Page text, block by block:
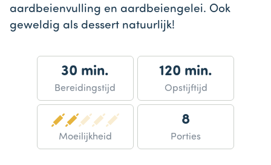
aardbeienvulling en aardbeiengelei. Ook
geweldig als dessert natuurlijk!
30 min.
Bereidingstijd
120 min.
Opstijftijd
Moeilijkheid
8
Porties